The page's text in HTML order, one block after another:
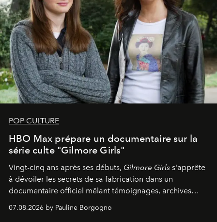
POP CULTURE
HBO Max prépare un documentaire sur la
série culte "Gilmore Girls"
Vingt-cinq ans après ses débuts, Gilmore Girls s'apprête
à dévoiler les secrets de sa fabrication dans un
documentaire officiel mêlant témoignages, archives
générationnel.
07.08.2026 by Pauline Borgogno